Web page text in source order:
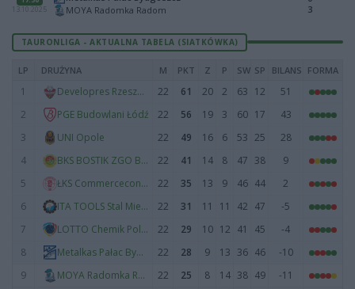
MOYA Radomka Radom
3
TAURONLIGA - AKTUALNA TABELA (SIATKÓWKA)
LP DRUŻYNA M PKT Z P SW SP BILANS FORMA
1 Developres Rzeszów 22 61 20 2 63 12
51
2
PGE Budowlani Łódź 22 56 19 3 60 17
43
3
UNI Opole 22 49 16 6 53 25
28
4
BKS BOSTIK ZGO Bielsko-Biała 22 41 14 8 47 38
9
5
ŁKS Commercecon Łódź 22 35 13 9 46 44
2
6
ITA TOOLS Stal Mielec 22 31 11 11 42 47
-5
7
LOTTO Chemik Police 22 29 10 12 41 45
-4
8
Metalkas Pałac Bydgoszcz 22 28 9 13 36 46
-10
9
MOYA Radomka Radom 22 25 8 14 38 49
-11